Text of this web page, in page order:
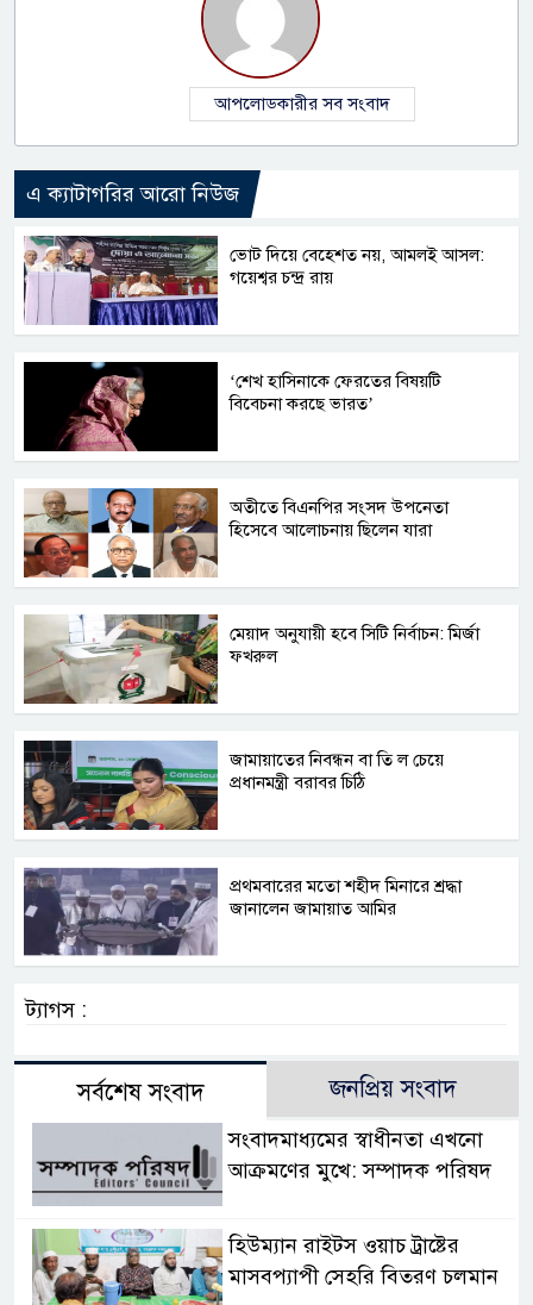
আপলোডকারীর সব সংবাদ
এ ক্যাটাগরির আরো নিউজ
ভোট দিয়ে বেহেশত নয়, আমলই আসল:
গয়েশ্বর চন্দ্র রায়
‘শেখ হাসিনাকে ফেরতের বিষয়টি
বিবেচনা করছে ভারত’
অতীতে বিএনপির সংসদ উপনেতা
হিসেবে আলোচনায় ছিলেন যারা
মেয়াদ অনুযায়ী হবে সিটি নির্বাচন: মির্জা
ফখরুল
জামায়াতের নিবন্ধন বা তি ল চেয়ে
প্রধানমন্ত্রী বরাবর চিঠি
প্রথমবারের মতো শহীদ মিনারে শ্রদ্ধা
জানালেন জামায়াত আমির
ট্যাগস :
সর্বশেষ সংবাদ জনপ্রিয় সংবাদ
সংবাদমাধ্যমের স্বাধীনতা এখনো
আক্রমণের মুখে: সম্পাদক পরিষদ
হিউম্যান রাইটস ওয়াচ ট্রাষ্টের
মাসবপ্যাপী সেহরি বিতরণ চলমান